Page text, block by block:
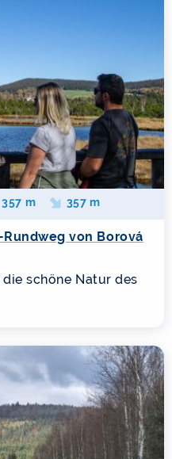
357 m 357 m
von Borová
schöne Natur des